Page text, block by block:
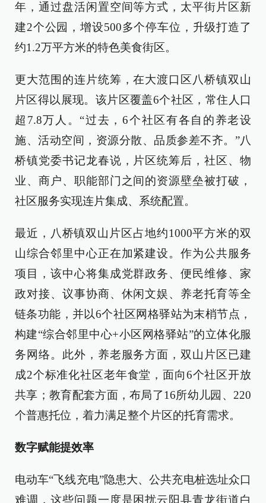
年，通过盘活闲置空间等方式，太平街片区新
建2个公园，增设500多个停车位，升级打造了
约1.2万平方米的特色美食街区。
更大范围的连片统筹，在大渡口区八桥镇双山
片区得以展现。该片区覆盖6个社区，常住人口
超7.8万人。“过去，6个社区有各自的养老设
施、活动空间，资源分散、品质参差不齐。”八
桥镇党委书记龙春说，片区统筹后，社区、物
业、商户、职能部门之间的资源壁垒被打破，
社区服务实现连片集成、系统配置。
最近，八桥镇双山片区占地约1000平方米的双
山综合邻里中心正在加紧建设。作为公共服务
项目，该中心将集成党群政务、便民维修、家
政对接、议事协商、休闲文娱、养老托育等全
链条功能，并以6个社区网格驿站为末梢节点，
构建“综合邻里中心+小区网格驿站”的立体化服
务网络。此外，养老服务方面，双山片区已建
成2个标准化社区老年食堂，面向6个社区开放
共享；教育配套方面，布局了16所幼儿园、220
个普惠托位，着力满足整个片区的托育需求。
数字赋能提效率
电动车“飞线充电”隐患大、公共充电桩选址众口
难调，这些问题一度是困扰云阳县青龙街道白